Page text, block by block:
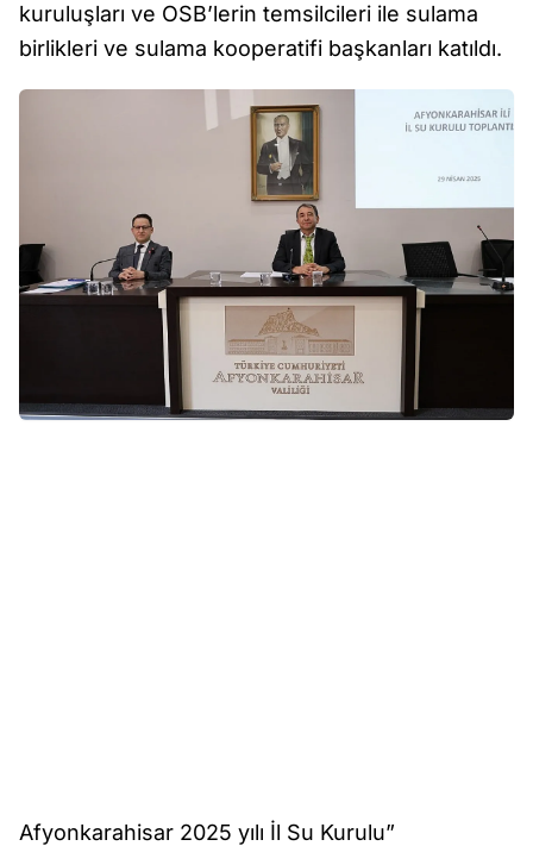
kuruluşları ve OSB’lerin temsilcileri ile sulama
birlikleri ve sulama kooperatifi başkanları katıldı.
Afyonkarahisar 2025 yılı İl Su Kurulu”